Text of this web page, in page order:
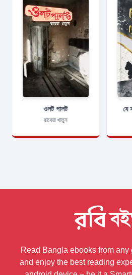
ওলট পালট
রাবেয়া খাতুন
যে
Read Bangla ebooks from any
and enjoy the best reading